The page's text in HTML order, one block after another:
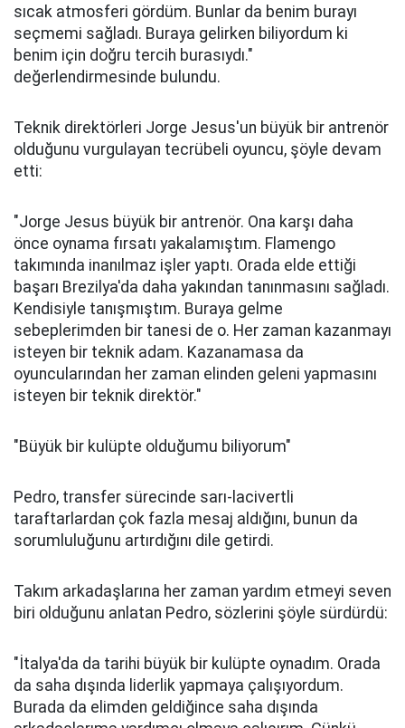
sıcak atmosferi gördüm. Bunlar da benim burayı
seçmemi sağladı. Buraya gelirken biliyordum ki
benim için doğru tercih burasıydı."
değerlendirmesinde bulundu.
Teknik direktörleri Jorge Jesus'un büyük bir antrenör
olduğunu vurgulayan tecrübeli oyuncu, şöyle devam
etti:
"Jorge Jesus büyük bir antrenör. Ona karşı daha
önce oynama fırsatı yakalamıştım. Flamengo
takımında inanılmaz işler yaptı. Orada elde ettiği
başarı Brezilya'da daha yakından tanınmasını sağladı.
Kendisiyle tanışmıştım. Buraya gelme
sebeplerimden bir tanesi de o. Her zaman kazanmayı
isteyen bir teknik adam. Kazanamasa da
oyuncularından her zaman elinden geleni yapmasını
isteyen bir teknik direktör."
"Büyük bir kulüpte olduğumu biliyorum"
Pedro, transfer sürecinde sarı-lacivertli
taraftarlardan çok fazla mesaj aldığını, bunun da
sorumluluğunu artırdığını dile getirdi.
Takım arkadaşlarına her zaman yardım etmeyi seven
biri olduğunu anlatan Pedro, sözlerini şöyle sürdürdü:
"İtalya'da da tarihi büyük bir kulüpte oynadım. Orada
da saha dışında liderlik yapmaya çalışıyordum.
Burada da elimden geldiğince saha dışında